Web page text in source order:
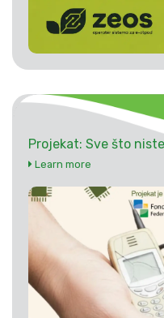
Projekat: Sve što
Learn more